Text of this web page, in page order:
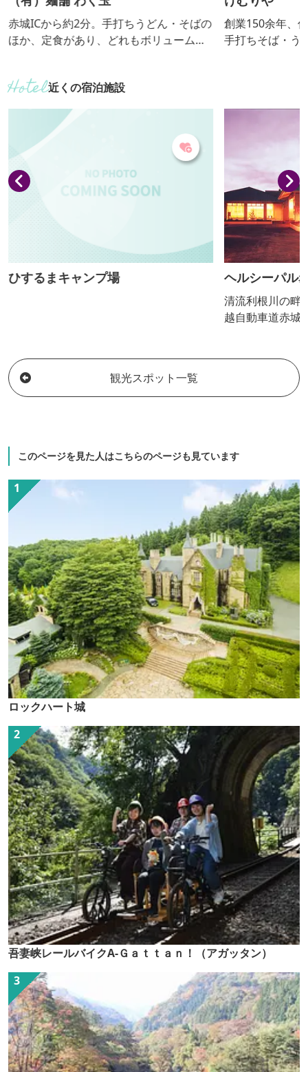
赤城ICから約2分。手打ちうどん・そばの
ほか、定食があり、どれもボリューム
創業150余年、
手打ちそば・う
近くの宿泊施設
ひするまキャンプ場 ヘルシーパル
清流利根川の畔
越自動車道赤城
織りなす優美
観光スポット一覧
このページを見た人はこちらのページも見ています
ロックハート城
吾妻峡レールバイクA-Ｇａｔｔａｎ！（アガッタン）